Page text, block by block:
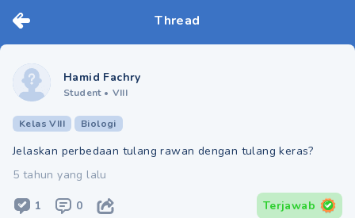
Thread
Hamid Fachry
Student • VIII
Kelas VIII Biologi
Jelaskan perbedaan tulang rawan dengan tulang keras?
5 tahun yang lalu
1 0 Terjawab